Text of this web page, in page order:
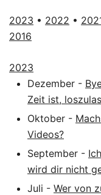
2023 • 2022 •
2016
2023
Dezember -
Zeit ist,
Oktober -
Videos?
September -
wird dir nicht
Juli - Wer von